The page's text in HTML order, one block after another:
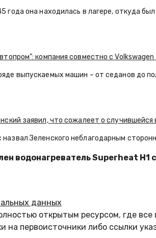
года она находилась в лагере, откуда
компания совместно с
выпускаемых машин – от седанов до
заявил, что сожалеет о
Зеленского неблагодарным
водонагреватель Superheat
данных
открытым ресурсом, где
на первоисточники либо ссылки